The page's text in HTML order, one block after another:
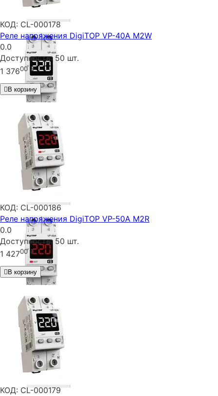
КОД: CL-000178
Реле напряжения DigiTOP VP-40A M2W
0.0
Доступность: 50 шт.
1 37600 ₴
В корзину
КОД: CL-000186
Реле напряжения DigiTOP VP-50A M2R
0.0
Доступность: 50 шт.
1 42700 ₴
В корзину
КОД: CL-000179